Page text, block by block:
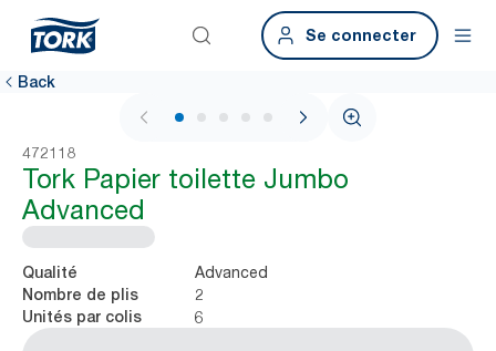
Se connecter
Back
1 / 6
472118
Tork Papier toilette Jumbo
Advanced
Qualité Advanced
Nombre de plis 2
Unités par colis 6